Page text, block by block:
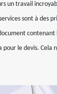
un travail
sont à des
le devis. Cela